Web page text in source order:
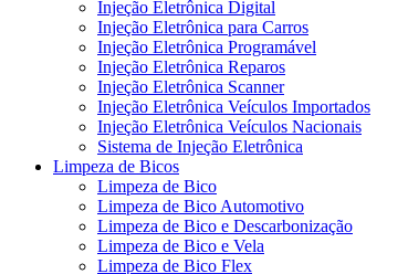
Injeção Eletrônica Digital
Injeção Eletrônica para Carros
Injeção Eletrônica Programável
Injeção Eletrônica Reparos
Injeção Eletrônica Scanner
Injeção Eletrônica Veículos Importados
Injeção Eletrônica Veículos Nacionais
Sistema de Injeção Eletrônica
Limpeza de Bicos
Limpeza de Bico
Limpeza de Bico Automotivo
Limpeza de Bico e Descarbonização
Limpeza de Bico e Vela
Limpeza de Bico Flex